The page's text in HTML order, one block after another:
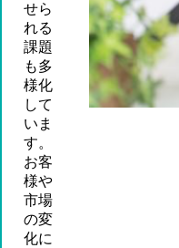
せら
れる
課題
も多
様化
して
いま
す。
お客
様や
市場
の変
化に